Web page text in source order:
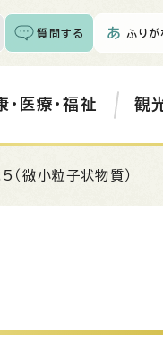
質問する ふりが
・医療・福祉 観
微小粒子状物質）